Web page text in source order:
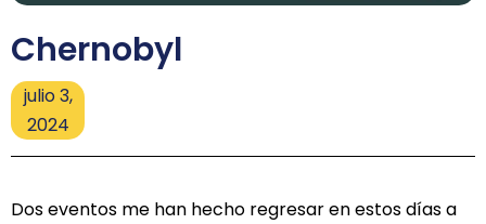
Chernobyl
julio 3,
2024
Dos eventos me han hecho regresar en estos días a